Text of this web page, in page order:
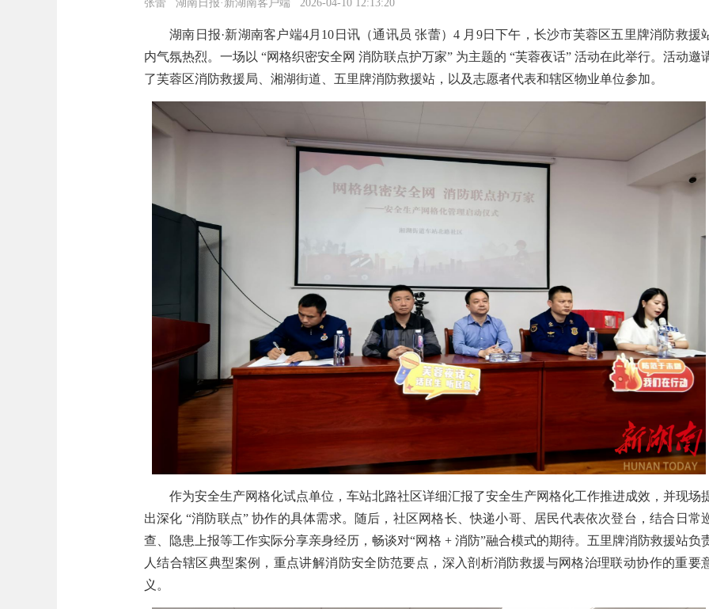
张蕾 湖南日报·新湖南客户端 2026-04-10 12:13:20
湖南日报·新湖南客户端4月10日讯 （通讯员 张蕾）4 月9日下午，长沙市芙蓉区五里牌消防救援
内气氛热烈。一场以 “网格织密安全网 消防联点护万家” 为主题的 “芙蓉夜话” 活动在此举行。活动邀
了芙蓉区消防救援局、湘湖街道、五里牌消防救援站，以及志愿者代表和辖区物业单位参加。
作为安全生产网格化试点单位，车站北路社区详细汇报了安全生产网格化工作推进成效，并现场
出深化 “消防联点” 协作的具体需求。随后，社区网格长、快递小哥、居民代表依次登台，结合日常
查、隐患上报等工作实际分享亲身经历，畅谈对“网格 + 消防”融合模式的期待。五里牌消防救援站负
人结合辖区典型案例，重点讲解消防安全防范要点，深入剖析消防救援与网格治理联动协作的重要
义。